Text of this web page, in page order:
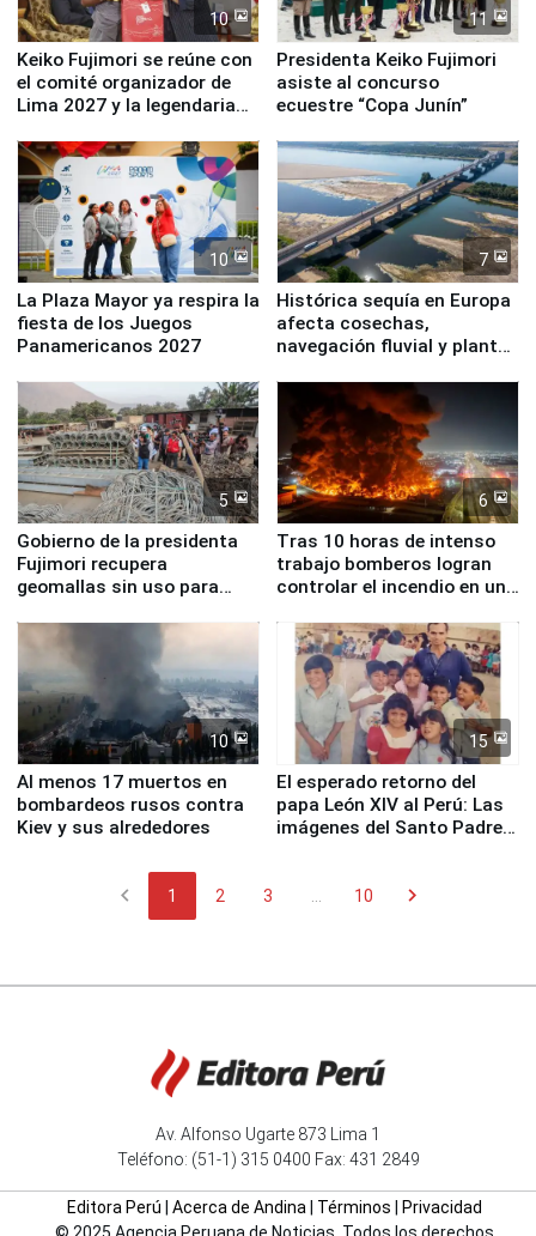
10
Keiko Fujimori se reúne con
el comité organizador de
Lima 2027 y la legendaria
11
Presidenta Keiko Fujimori
asiste al concurso
ecuestre “Copa Junín”
10
La Plaza Mayor ya respira la
fiesta de los Juegos
Panamericanos 2027
7
Histórica sequía en Europa
afecta cosechas,
navegación fluvial y plantas
5
Gobierno de la presidenta
Fujimori recupera
geomallas sin uso para
Fenómeno El Niño
6
Tras 10 horas de intenso
trabajo bomberos logran
controlar el incendio en una
de Chile
10
Al menos 17 muertos en
bombardeos rusos contra
Kiev y sus alrededores
15
El esperado retorno del
papa León XIV al Perú: Las
imágenes del Santo Padre
chevron_left 1 2 3 10 chevron_right
Av. Alfonso Ugarte 873 Lima 1
Teléfono: (51-1) 315 0400 Fax: 431 2849
Editora Perú Acerca de Andina| Términos
Privacidad